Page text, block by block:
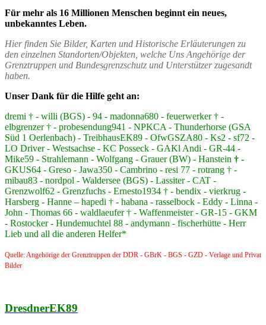
Für mehr als 16 Millionen Menschen beginnt ein neues,
unbekanntes Leben.
Hier finden Sie Bilder, Karten und Historische Erläuterungen zu
den einzelnen Standorten/Objekten, welche Uns Angehörige der
Grenztruppen und Bundesgrenzschutz und Unterstützer zugesandt
haben.
Unser Dank für die Hilfe geht an:
dremi † - willi (BGS) - 94 - madonna680 - feuerwerker † -
elbgrenzer † - probesendung941 - NPKCA - Thunderhorse (GSA
Süd 1 Oerlenbach) - TreibhausEK89 - OfwGSZA80 - Ks2 - sf72 -
LO Driver - Westsachse - KC Posseck - GAKl Andi - GR-44 -
Mike59 - Strahlemann - Wolfgang - Grauer (BW) - Hanstein † -
GKUS64 - Greso - Jawa350 - Cambrino - resi 77 - rotrang † -
mibau83 - nordpol - Waldersee (BGS) - Lassiter - CAT -
Grenzwolf62 - Grenzfuchs - Ernesto1934 † - bendix - vierkrug -
Harsberg - Hanne – hapedi † - habana - rasselbock - Eddy - Linna -
John - Thomas 66 - waldlaeufer † - Waffenmeister - GR-15 - GKM
- Rostocker - Hundemuchtel 88 - andymann - fischerhütte - Herr
Lieb und all die anderen Helfer*
Quelle: Angehörige der Grenztruppen der DDR - GBrK - BGS - GZD - Verlage und Privat
Bilder
DresdnerEK89